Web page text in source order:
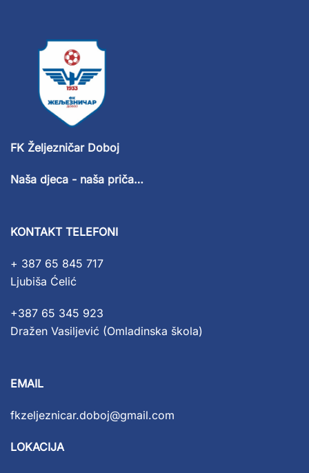
FK Željezničar Doboj
Naša djeca - naša priča…
KONTAKT TELEFONI
+ 387 65 845 717
Ljubiša Ćelić
+387 65 345 923
Dražen Vasiljević (Omladinska škola)
EMAIL
fkzeljeznicar.doboj@gmail.com
LOKACIJA